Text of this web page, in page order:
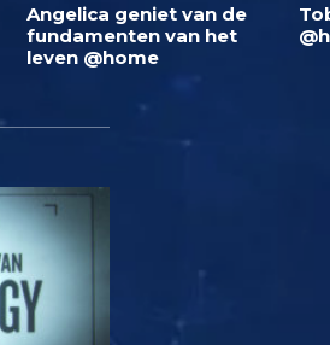
Angelica geniet van de
fundamenten van het
leven @home